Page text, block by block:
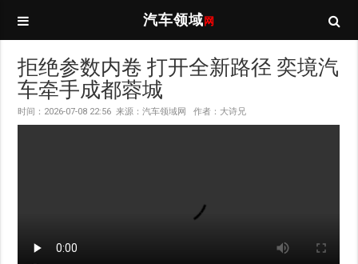
汽车领域 网
拒绝参数内卷 打开全新路径 奕境汽
车牵手成都蓉城
时间：2026-07-08 22:56 来源：汽车领域网 作者：大诗兄